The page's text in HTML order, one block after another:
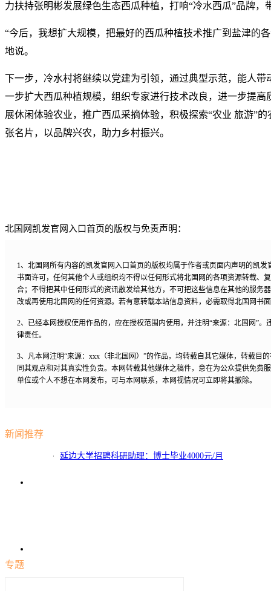
力扶持张明彬发展绿色生态西瓜种植，打响“冷水西瓜”品牌，
“今后，我想扩大规模，把最好的西瓜种植技术推广到盐津的
地说。
下一步，冷水村将继续以党建为引领，通过典型示范，能人带
一步扩大西瓜种植规模，组织专家进行技术改良，进一步提高
展休闲体验农业，推广西瓜采摘体验，积极探索“农业 旅游”
张名片，以品牌兴农，助力乡村振兴。
北国网凯发官网入口首页的版权与免责声明：
1、北国网所有内容的凯发官网入口首页的版权均属于作者或页面内声明的凯
书面许可，任何其他个人或组织均不得以任何形式将北国网的各项资源转载、
合；不得把其中任何形式的资讯散发给其他方，不可把这些信息在其他的服务
改或再使用北国网的任何资源。若有意转载本站信息资料，必需取得北国网书
2、已经本网授权使用作品的，应在授权范围内使用，并注明“来源：北国网”
律责任。
3、凡本网注明“来源：xxx（非北国网）”的作品，均转载自其它媒体，转载目
同其观点和对其真实性负责。本网转载其他媒体之稿件，意在为公众提供免费
单位或个人不想在本网发布，可与本网联系，本网视情况可立即将其撤除。
新闻推荐
延边大学招聘科研助理：博士毕业4000元/月
专题